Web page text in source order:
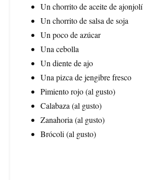
Un chorrito de aceite de ajonjolí
Un chorrito de salsa de soja
Un poco de azúcar
Una cebolla
Un diente de ajo
Una pizca de jengibre fresco
Pimiento rojo (al gusto)
Calabaza (al gusto)
Zanahoria (al gusto)
Brócoli (al gusto)